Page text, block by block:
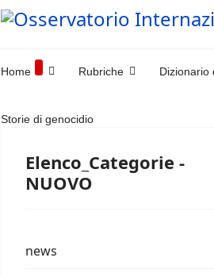
Home Rubriche Dizionario
Storie di genocidio
Elenco_Categorie -
NUOVO
news